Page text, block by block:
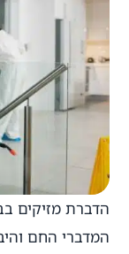
הדברת מזיקים
המדברי החם